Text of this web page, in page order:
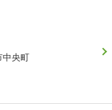
中央町